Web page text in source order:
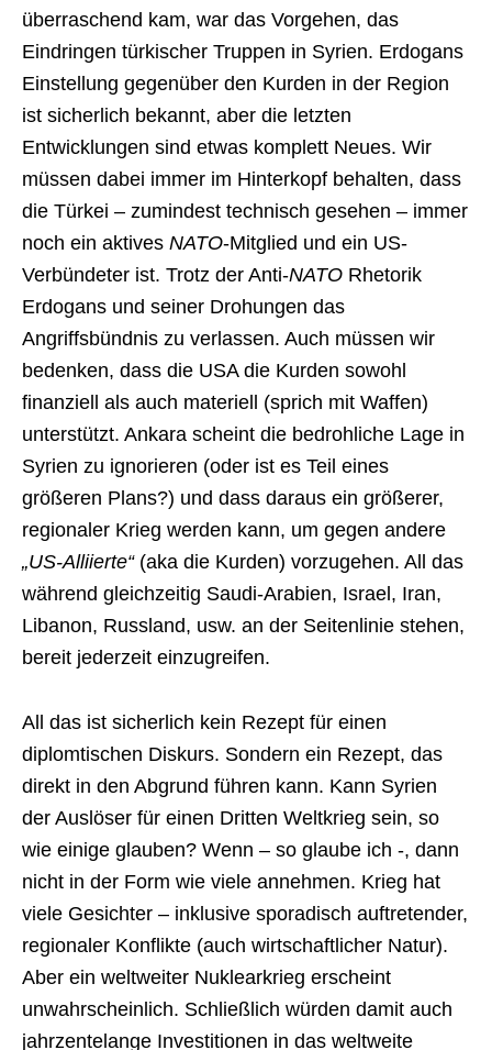
überraschend kam, war das Vorgehen, das
Eindringen türkischer Truppen in Syrien. Erdogans
Einstellung gegenüber den Kurden in der Region
ist sicherlich bekannt, aber die letzten
Entwicklungen sind etwas komplett Neues. Wir
müssen dabei immer im Hinterkopf behalten, dass
die Türkei – zumindest technisch gesehen – immer
noch ein aktives NATO-Mitglied und ein US-
Verbündeter ist. Trotz der Anti-NATO Rhetorik
Erdogans und seiner Drohungen das
Angriffsbündnis zu verlassen. Auch müssen wir
bedenken, dass die USA die Kurden sowohl
finanziell als auch materiell (sprich mit Waffen)
unterstützt. Ankara scheint die bedrohliche Lage in
Syrien zu ignorieren (oder ist es Teil eines
größeren Plans?) und dass daraus ein größerer,
regionaler Krieg werden kann, um gegen andere
„US-Alliierte“(aka die Kurden) vorzugehen. All das
während gleichzeitig Saudi-Arabien, Israel, Iran,
Libanon, Russland, usw. an der Seitenlinie stehen,
bereit jederzeit einzugreifen.
All das ist sicherlich kein Rezept für einen
diplomtischen Diskurs. Sondern ein Rezept, das
direkt in den Abgrund führen kann. Kann Syrien
der Auslöser für einen Dritten Weltkrieg sein, so
wie einige glauben? Wenn – so glaube ich -, dann
nicht in der Form wie viele annehmen. Krieg hat
viele Gesichter – inklusive sporadisch auftretender,
regionaler Konflikte (auch wirtschaftlicher Natur).
Aber ein weltweiter Nuklearkrieg erscheint
unwahrscheinlich. Schließlich würden damit auch
jahrzentelange Investitionen in das weltweite